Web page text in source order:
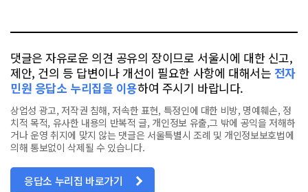
댓글은 자유로운 의견 공유의 장이므로 서울시에 대한 신고,
제안, 건의 등 답변이나 개선이 필요한 사항에 대해서는 전자
민원 응답소 누리집을 이용하여 주시기 바랍니다.
상업성 광고, 저작권 침해, 저속한 표현, 특정인에 대한 비방, 명예훼손, 정
치적 목적, 유사한 내용의 반복적 글, 개인정보 유출,그 밖에 공익을 저해하
거나 운영 취지에 맞지 않는 댓글은 서울특별시 조례 및 개인정보보호법에
의해 통보없이 삭제될 수 있습니다.
응답소 누리집 바로가기